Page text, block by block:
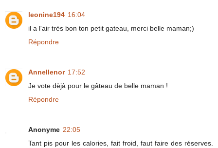
leonine194 16:04
il a l'air très bon ton petit gateau, merci belle maman;)
Répondre
Annellenor 17:52
Je vote dèjà pour le gâteau de belle maman !
Répondre
Anonyme 22:05
Tant pis pour les calories, fait froid, faut faire des réserves.